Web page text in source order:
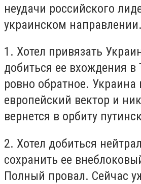
неудачи российского
украинском
1. Хотел привязать
добиться ее вхождения в
ровно обратное. Украина
европейский вектор и
вернется в орбиту
2. Хотел добиться
сохранить ее
Полный провал. Сейчас